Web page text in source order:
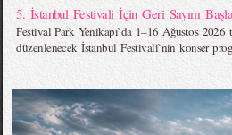
5. İstanbul Festivali İçin Geri Sayım
Festival Park Yenikapı`da 1–16 Ağustos 2026
düzenlenecek İstanbul Festivali`nin konser